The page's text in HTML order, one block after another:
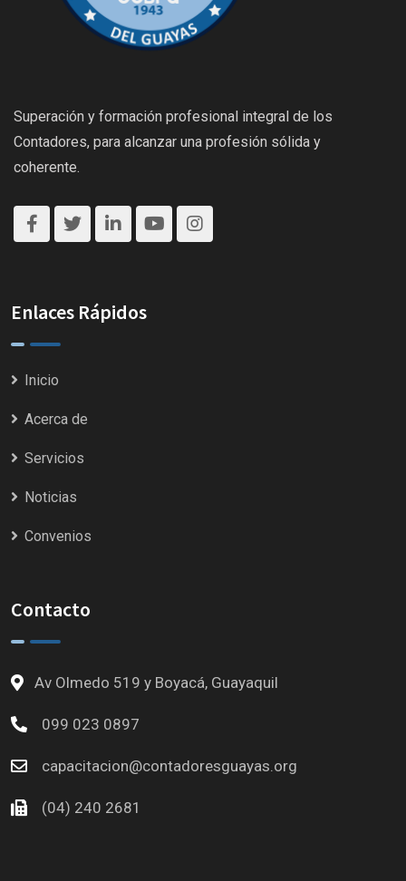
Superación y formación profesional integral de los
Contadores, para alcanzar una profesión sólida y
coherente.
Enlaces Rápidos
Inicio
Acerca de
Servicios
Noticias
Convenios
Contacto
Av Olmedo 519 y Boyacá, Guayaquil
099 023 0897
capacitacion@contadoresguayas.org
(04) 240 2681